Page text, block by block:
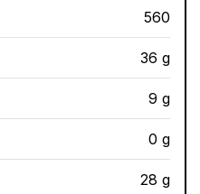
560
36 g
9 g
0 g
28 g